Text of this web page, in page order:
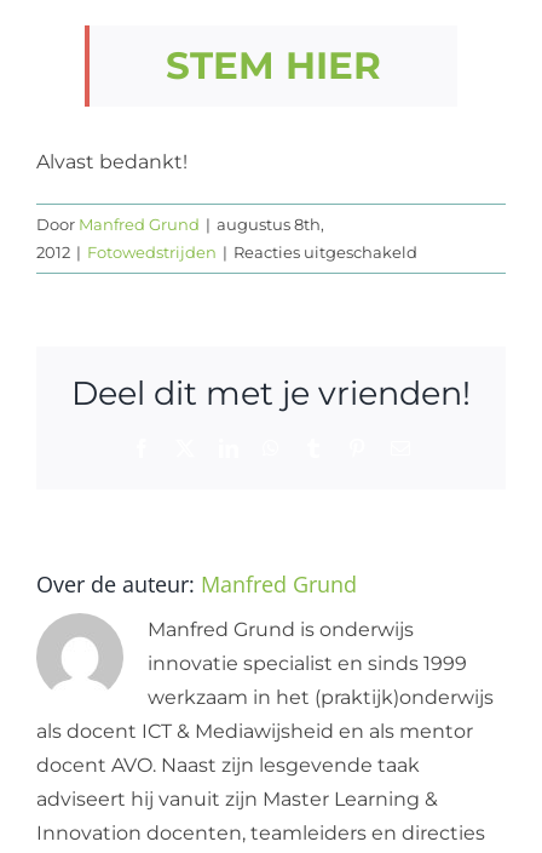
STEM HIER
Alvast bedankt!
Door Manfred Grund | augustus 8th,
2012 | Fotowedstrijden | Reacties uitgeschakeld
Fotowedstrijd
Deel dit met je vrienden!
Over de auteur: Manfred Grund
Manfred Grund is onderwijs
innovatie specialist en sinds 1999
werkzaam in het (praktijk)onderwijs
als docent ICT & Mediawijsheid en als mentor
docent AVO. Naast zijn lesgevende taak
adviseert hij vanuit zijn Master Learning &
Innovation docenten, teamleiders en directies